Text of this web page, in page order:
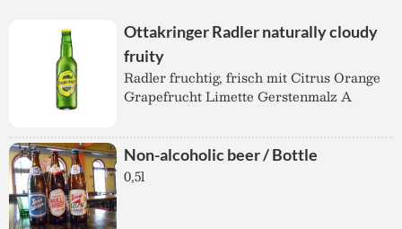
Ottakringer Radler naturally cloudy
fruity
Radler fruchtig, frisch mit Citrus Orange
Grapefrucht Limette Gerstenmalz A
Non-alcoholic beer / Bottle
0,5l